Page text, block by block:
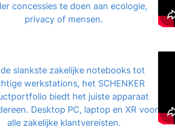
concessies te doen aan ecologie,
privacy of mensen.
slankste zakelijke notebooks tot
werkstations, het SCHENKER
biedt het juiste apparaat
Desktop PC, laptop en XR voor
alle zakelijke klantvereisten.